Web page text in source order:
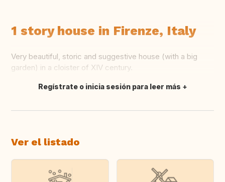
1 story house in Firenze, Italy
Very beautiful, storic and suggestive house (with a big
garden) in a cloister of XIV century.
Traducir
Regístrate o inicia sesión para leer más
Ver el listado